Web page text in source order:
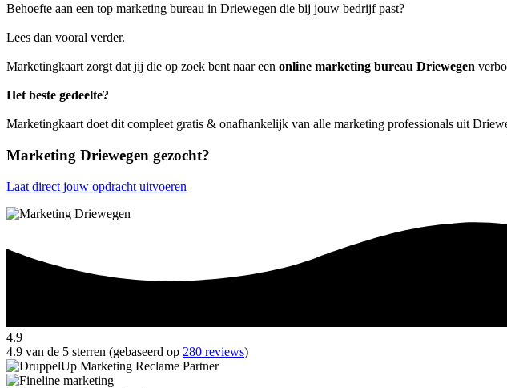
Behoefte aan een top marketing bureau in Driewegen die bij jouw bedrijf past?
Lees dan vooral verder.
Marketingkaart zorgt dat jij die op zoek bent naar een online marketing bureau Driewegen
Het beste gedeelte?
Marketingkaart doet dit compleet gratis & onafhankelijk van alle marketing professionals uit
Marketing Driewegen gezocht?
Laat direct jouw opdracht uitvoeren
4.9
4.9 van de 5 sterren (gebaseerd op 280 reviews)